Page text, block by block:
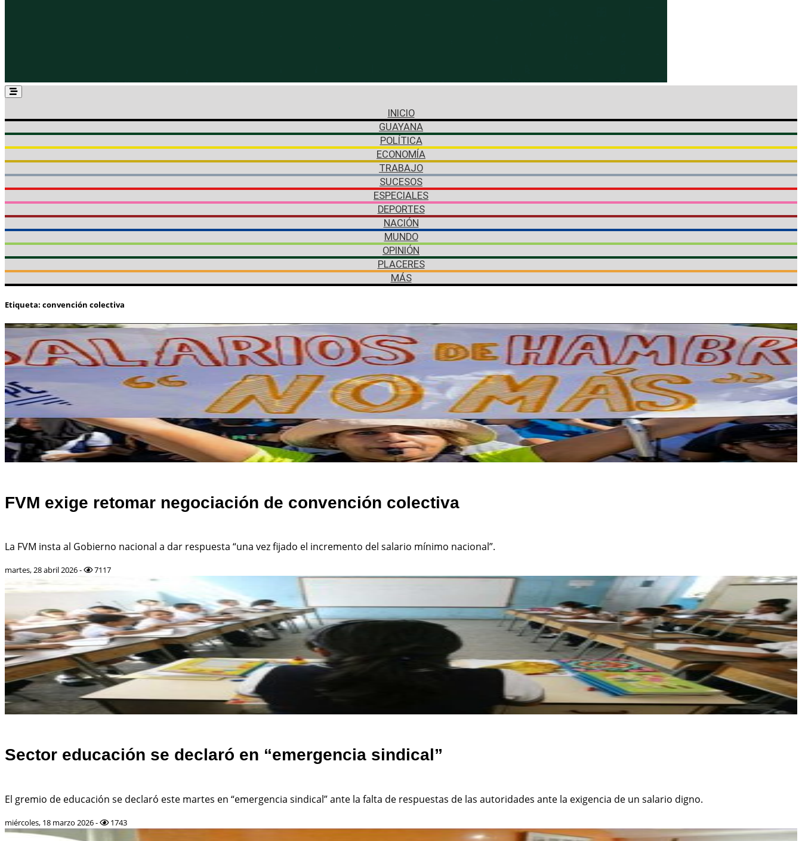
INICIO
GUAYANA
POLÍTICA
ECONOMÍA
TRABAJO
SUCESOS
ESPECIALES
DEPORTES
NACIÓN
MUNDO
OPINIÓN
PLACERES
MÁS
Etiqueta: convención colectiva
FVM exige retomar negociación de convención colectiva
La FVM insta al Gobierno nacional a dar respuesta “una vez fijado el incremento del salario mínimo nacional”.
martes, 28 abril 2026 - 7117
Sector educación se declaró en “emergencia sindical”
El gremio de educación se declaró este martes en “emergencia sindical” ante la falta de respuestas de las autoridades ante la exigencia de un salario digno.
miércoles, 18 marzo 2026 - 1743